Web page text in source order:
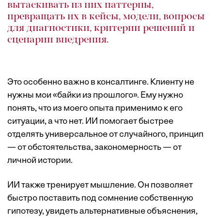
вытаскивать из них паттерны,
превращать их в кейсы, модели, вопросы
для диагностики, критерии решений и
сценарии внедрения.
Это особенно важно в консалтинге. Клиенту не
нужны мои «байки из прошлого». Ему нужно
понять, что из моего опыта применимо к его
ситуации, а что нет. ИИ помогает быстрее
отделять универсальное от случайного, принцип
— от обстоятельства, закономерность — от
личной истории.
ИИ также тренирует мышление. Он позволяет
быстро поставить под сомнение собственную
гипотезу, увидеть альтернативные объяснения,